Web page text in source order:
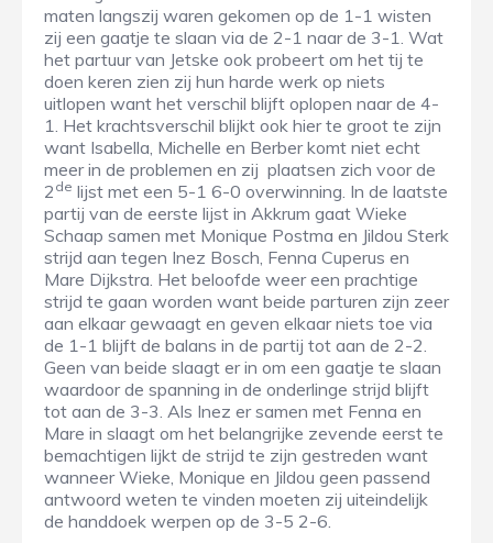
maten langszij waren gekomen op de 1-1 wisten
zij een gaatje te slaan via de 2-1 naar de 3-1. Wat
het partuur van Jetske ook probeert om het tij te
doen keren zien zij hun harde werk op niets
uitlopen want het verschil blijft oplopen naar de 4-
1. Het krachtsverschil blijkt ook hier te groot te zijn
want Isabella, Michelle en Berber komt niet echt
meer in de problemen en zij plaatsen zich voor de
2 de lijst met een 5-1 6-0 overwinning. In de laatste
partij van de eerste lijst in Akkrum gaat Wieke
Schaap samen met Monique Postma en Jildou Sterk
strijd aan tegen Inez Bosch, Fenna Cuperus en
Mare Dijkstra. Het beloofde weer een prachtige
strijd te gaan worden want beide parturen zijn zeer
aan elkaar gewaagt en geven elkaar niets toe via
de 1-1 blijft de balans in de partij tot aan de 2-2.
Geen van beide slaagt er in om een gaatje te slaan
waardoor de spanning in de onderlinge strijd blijft
tot aan de 3-3. Als Inez er samen met Fenna en
Mare in slaagt om het belangrijke zevende eerst te
bemachtigen lijkt de strijd te zijn gestreden want
wanneer Wieke, Monique en Jildou geen passend
antwoord weten te vinden moeten zij uiteindelijk
de handdoek werpen op de 3-5 2-6.